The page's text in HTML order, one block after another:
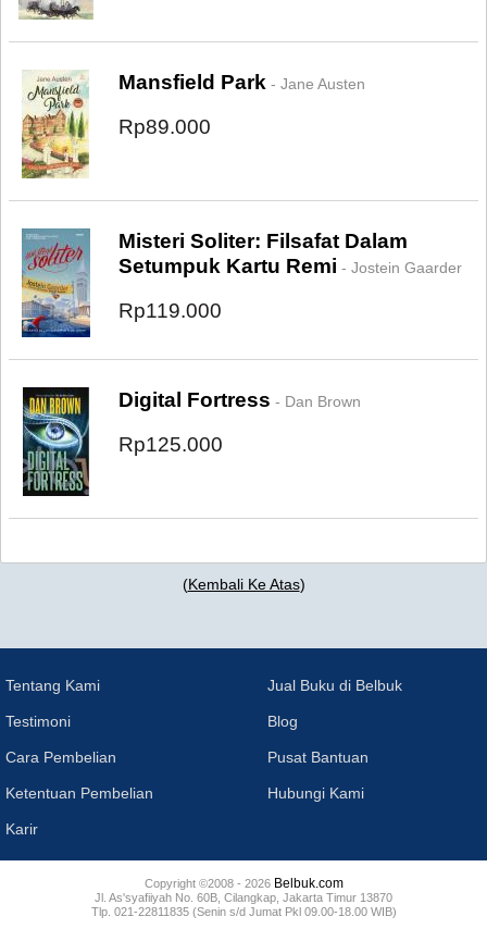
Mansfield Park - Jane Austen
Rp89.000
Misteri Soliter: Filsafat Dalam
Setumpuk Kartu Remi - Jostein Gaarder
Rp119.000
Digital Fortress - Dan Brown
Rp125.000
(Kembali Ke Atas)
Tentang Kami
Testimoni
Cara Pembelian
Ketentuan Pembelian
Karir
Jual Buku di Belbuk
Blog
Pusat Bantuan
Hubungi Kami
Copyright ©2008 - 2026 Belbuk.com
Jl. As'syafiiyah No. 60B, Cilangkap, Jakarta Timur 13870
Tlp. 021-22811835 (Senin s/d Jumat Pkl 09.00-18.00 WIB)